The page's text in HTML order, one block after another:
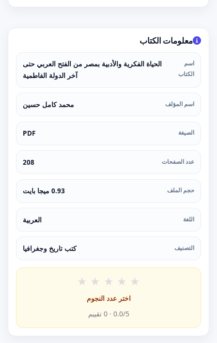
معلومات الكتاب
اسم
الكتاب
الحياة الفكرية والأدبية بمصر من الفتح العربي حتى
آخر الدولة الفاطمية
اسم المؤلف محمد كامل حسين
الصيغة PDF
عدد الصفحات 208
حجم الملف 0.93 ميجا بايت
اللغة العربية
التصنيف كتب تاريخ وجغرافيا
★ ★ ★ ★ ★
اختر عدد النجوم
0.0/5 ·
0 تقييم